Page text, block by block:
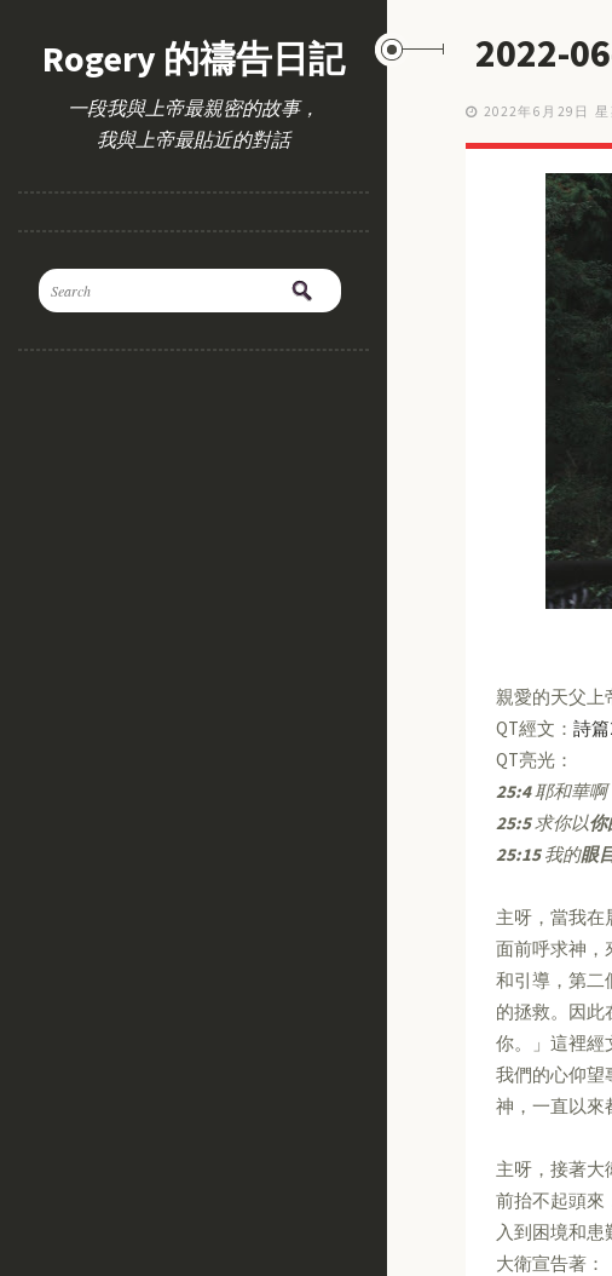
Rogery 的禱告日記
一段我與上帝最親密的故事，
我與上帝最貼近的對話
2022-
2022年6月29日 星
親愛的天父上
QT經文： 詩篇
QT亮光：
25:4耶和華啊
25:5求你以
25:15我的眼
主呀，當我在
面前呼求神，
和引導，第二
的拯救。因此
你。」這裡經
我們的心仰望
神，一直以來
主呀，接著大
前抬不起頭來
入到困境和
大衛宣告著：